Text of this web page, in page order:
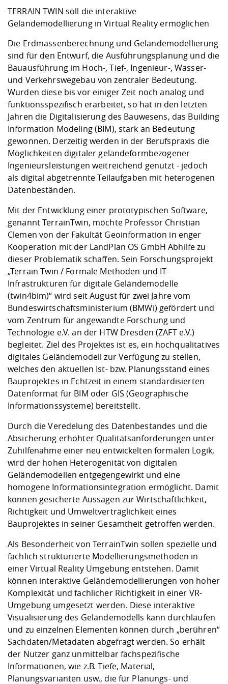
Vorbereitung
Checkliste zum
Studien- und
und Physik
Digitales Lernen
Fremdsprachen
Studieren in
Studentenwerk
Angebote der
Arbeit
Career Service
Weiterbilden im
Formulare und
Internationale
Formulare und
FIS -
Prototyping und
Gründung und
Kooperationen
Kontakt &
Klimaschutz &
Förderverein
Gremien und
Landbau/
Maschinenbau
Angebote für
Kontakt und Anfahrt
Qualitätssicherung
TERRAIN TWIN soll die interaktive
Geländemodellierung in Virtual Reality ermöglichen
Die Erdmassenberechnung und Geländemodellierung
sind für den Entwurf, die Ausführungsplanung und die
Bauausführung im Hoch-, Tief-, Ingenieur-, Wasser-
und Verkehrswegebau von zentraler Bedeutung.
Wurden diese bis vor einiger Zeit noch analog und
funktionsspezifisch erarbeitet, so hat in den letzten
Jahren die Digitalisierung des Bauwesens, das Building
Information Modeling (BIM), stark an Bedeutung
gewonnen. Derzeitig werden in der Berufspraxis die
Möglichkeiten digitaler geländeformbezogener
Ingenieursleistungen weitreichend genutzt - jedoch
als digital abgetrennte Teilaufgaben mit heterogenen
Datenbeständen.
Mit der Entwicklung einer prototypischen Software,
genannt TerrainTwin, möchte Professor Christian
Clemen von der Fakultät Geoinformation in enger
Kooperation mit der LandPlan OS GmbH Abhilfe zu
dieser Problematik schaffen. Sein Forschungsprojekt
„Terrain Twin / Formale Methoden und IT-
Infrastrukturen für digitale Geländemodelle
(twin4bim)“ wird seit August für zwei Jahre vom
Bundeswirtschaftsministerium (BMWi) gefördert und
vom Zentrum für angewandte Forschung und
Technologie e.V. an der HTW Dresden (ZAFT e.V.)
begleitet. Ziel des Projektes ist es, ein hochqualitatives
digitales Geländemodell zur Verfügung zu stellen,
welches den aktuellen Ist- bzw. Planungsstand eines
Bauprojektes in Echtzeit in einem standardisierten
Datenformat für BIM oder GIS (Geographische
Informationssysteme) bereitstellt.
Durch die Veredelung des Datenbestandes und die
Absicherung erhöhter Qualitätsanforderungen unter
Zuhilfenahme einer neu entwickelten formalen Logik,
wird der hohen Heterogenität von digitalen
Geländemodellen entgegengewirkt und eine
homogene Informationsintegration ermöglicht. Damit
können gesicherte Aussagen zur Wirtschaftlichkeit,
Richtigkeit und Umweltverträglichkeit eines
Bauprojektes in seiner Gesamtheit getroffen werden.
Als Besonderheit von TerrainTwin sollen spezielle und
fachlich strukturierte Modellierungsmethoden in
einer Virtual Reality Umgebung entstehen. Damit
können interaktive Geländemodellierungen von hoher
Komplexität und fachlicher Richtigkeit in einer VR-
Umgebung umgesetzt werden. Diese interaktive
Visualisierung des Geländemodells kann durchlaufen
und zu einzelnen Elementen können durch „berühren“
Sachdaten/Metadaten abgefragt werden. So erhält
der Nutzer ganz unmittelbar fachspezifische
Informationen, wie z.B. Tiefe, Material,
Planungsvarianten usw., die für Planungs- und